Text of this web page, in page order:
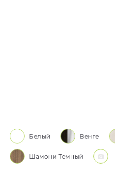
Белый Венге
Шамони Темный -